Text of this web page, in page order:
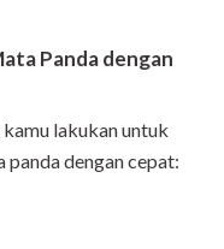
Panda dengan
lakukan untuk
panda dengan cepat: